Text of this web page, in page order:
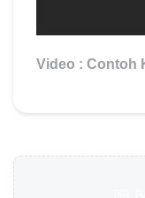
Video : Contoh